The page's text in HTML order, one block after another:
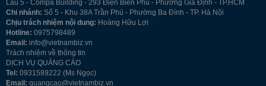
Lầu 5 - Compa Building - 293 Điện Biên Phủ - Phường Gia Định - TP.HCM
Chi nhánh: Số 5 - Khu 38A Trần Phú - Phường Ba Đình - TP. Hà Nội
Chịu trách nhiệm nội dung: Hoàng Hữu Lợi
Hotline: 0975798489
Email: info@vietnambiz.vn
Trách nhiệm về thông tin
DỊCH VỤ QUẢNG CÁO
Tel: 0931589222 (Ms Ngọc)
Email: quangcao@vietnambiz.vn